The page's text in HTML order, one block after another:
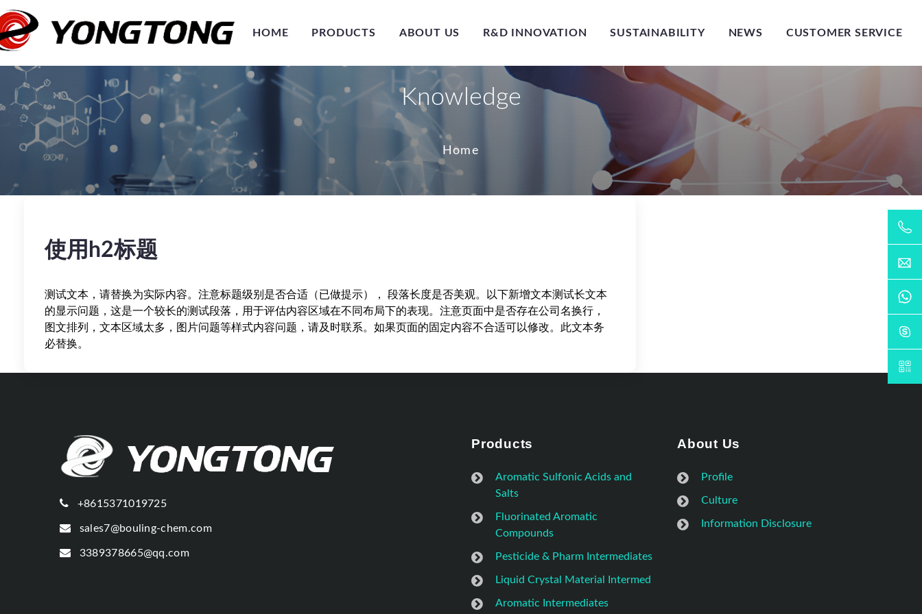
HOME PRODUCTS ABOUT US R&D INNOVATION SUSTAINABILITY NEWS CUSTOMER SERVICE
Knowledge
Home
使用h2标题
测试文本，请替换为实际内容。注意标题级别是否合适（已做提示）， 段落长度是否美观。以下新增文本测试长文本
的显示问题，这是一个较长的测试段落，用于评估内容区域在不同布局下的表现。注意页面中是否存在公司名换行，
图文排列，文本区域太多，图片问题等样式内容问题，请及时联系。如果页面的固定内容不合适可以修改。此文本务
必替换。
+8615371019725
sales7@bouling-chem.com
3389378665@qq.com
Products
Aromatic Sulfonic Acids and
Salts
Fluorinated Aromatic
Compounds
Pesticide & Pharm Intermediates
Liquid Crystal Material Intermed
Aromatic Intermediates
About Us
Profile
Culture
Information Disclosure